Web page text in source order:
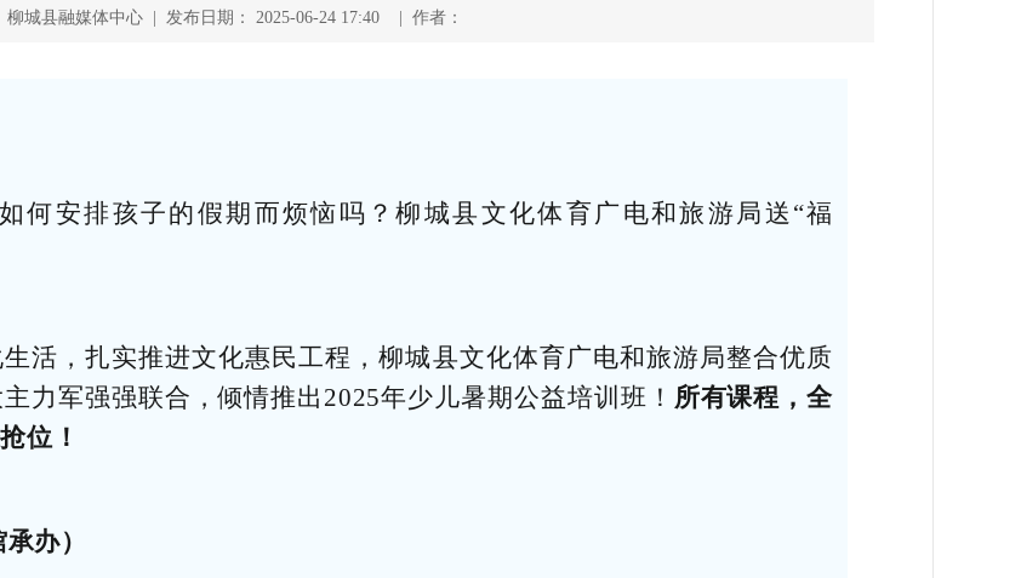
柳城县融媒体中心 | 发布日期： 2025-06-24 17:40 | 作者：
何安排孩子的假期而烦恼吗？柳城县文化体育广电和旅游局送“福
活，扎实推进文化惠民工程，柳城县文化体育广电和旅游局整合优质
力军强强联合，倾情推出2025年少儿暑期公益培训班！ 所有课程，全
位！
办）